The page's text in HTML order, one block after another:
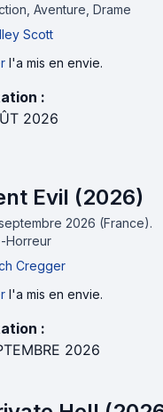
Aventure, Drame
Scott
l'a mis en envie.
:
2026
Evil (2026)
2026 (France).
Horreur
Cregger
l'a mis en envie.
:
2026